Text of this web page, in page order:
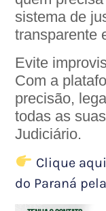
sistema de
transparente
Evite
Com a
precisão,
todas as
Judiciário.
Clique
do Paraná pela